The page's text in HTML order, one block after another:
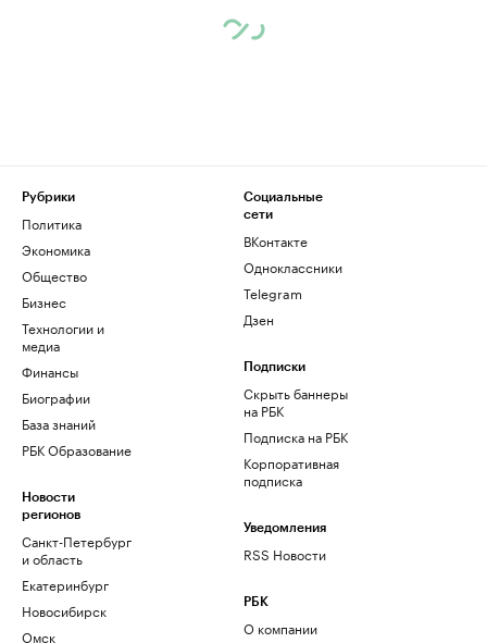
Рубрики
Политика
Экономика
Общество
Бизнес
Технологии и
медиа
Финансы
Биографии
База знаний
РБК Образование
Новости
регионов
Санкт-Петербург
и область
Екатеринбург
Новосибирск
Омск
Социальные
сети
ВКонтакте
Одноклассники
Telegram
Дзен
Подписки
Скрыть баннеры
на РБК
Подписка на РБК
Корпоративная
подписка
Уведомления
RSS Новости
РБК
О компании